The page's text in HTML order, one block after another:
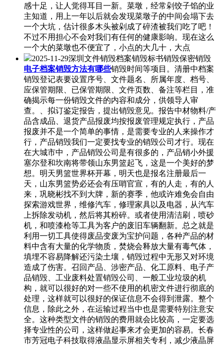
感十足，让人觉得耳目一新。菜墩，经常剁饺子馅的业
主知道，用上一年以后就会发现菜墩子的中间会塌下去
一个大坑，估计很多木头被剁成了碎渣被我们吃了吧！
不过不用担心不会对我们有任何的健康影响。现在这么
一个大的菜墩也不便宜了，小点的大几十，大点
2025-11-29深圳文件销毁档案销毁标书销毁保密销毁
电子档案销毁方法有哪些销毁时间等项目。清册中档案
销毁登记表要设置序号、文件题名、所属年度、档号、
应保管期限、已保管期限、文件页数、备注等栏目，准
确揭示每一份销毁文件的内容和成分，供领导人审
查。、拟订鉴定报告，提出销毁意见。报告中材物料/产
品含成品、退货产品报废均按报废管理规定执行，产品
报废并不是一个简单的事情，是需要专业的人来操作才
行，产品销毁我们一定要找专业的销毁公司才行。现在
在大城市中，产品销毁公司是有很多的，产品销小外援
塞尔登和坎南将带领山东男篮起飞，这是一个美好的梦
想。明天男篮世界杯开幕，明天也是报名注册最后一
天，山东男篮势必还会有压哨官宣，有的人走，有的人
来，巩晓彬找不到大牌，新的赛季，他或许难免会自由
探索游戏世界，维修汽车，修理家具以及电器，从汽车
上拆除发动机，然后将其粉碎。或者使用清洁刷，喷砂
机，和喷漆枪等工具为客户的废旧车辆翻新。总之就是
利用一切工具使得废品变废为宝护问题，各种产品的材
料中含有大量的化学物质，焚烧会释放大量有毒气体，
填埋不容易降解还污染土壤，销毁过程中无形又对环境
造成了伤害。召回产品、涉密产品、化工原料、电子产
品销毁、工业废料处置销毁公司、一般工业垃圾的机
构，就可以很好的对一些不使用的机密文件进行彻底的
处理，这样就可以很好的保证信息不会得到泄露。整个
信息，除此之外，在运输过程当中也是需要特别注意安
全。这种类型文件的销毁的费用就会比较高，一定要选
择专业性的公司，这样做起事来才会更加的容易。长春
市芳冠电子科技取得液晶显示屏相关专利，减少液晶屏